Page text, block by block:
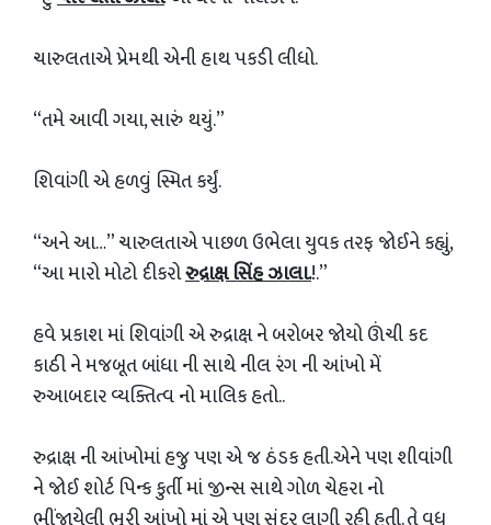
ચારુલતાએ પ્રેમથી એની હાથ પકડી લીધો.
“તમે આવી ગયા, સારું થયું.”
શિવાંગી એ હળવું સ્મિત કર્યું.
“અને આ…” ચારુલતાએ પાછળ ઉભેલા યુવક તરફ જોઈને કહ્યું,
“આ મારો મોટો દીકરોરુદ્રાક્ષ સિંહ ઝાલા.!.”
હવે પ્રકાશ માં શિવાંગી એ રુદ્રાક્ષ ને બરોબર જોયો ઊંચી કદ
કાઠી ને મજબૂત બાંધા ની સાથે નીલ રંગ ની આંખો મેં
રુઆબદાર વ્યક્તિત્વ નો માલિક હતો..
રુદ્રાક્ષ ની આંખોમાં હજુ પણ એ જ ઠંડક હતી.એને પણ શીવાંગી
ને જોઈ શોર્ટ પિન્ક કુર્તી માં જીન્સ સાથે ગોળ ચેહરા નો